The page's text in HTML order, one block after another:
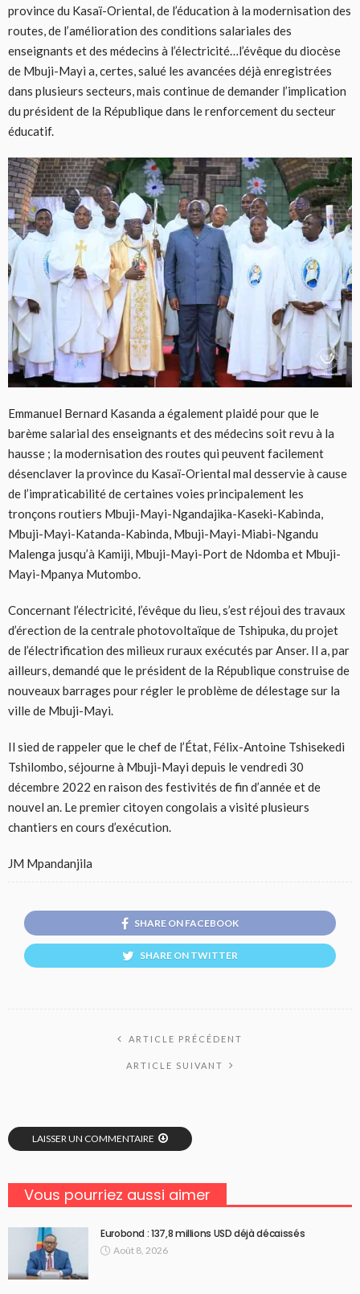
province du Kasaï-Oriental, de l’éducation à la modernisation des
routes, de l’amélioration des conditions salariales des
enseignants et des médecins à l’électricité…l’évêque du diocèse
de Mbuji-Mayi a, certes, salué les avancées déjà enregistrées
dans plusieurs secteurs, mais continue de demander l’implication
du président de la République dans le renforcement du secteur
éducatif.
Emmanuel Bernard Kasanda a également plaidé pour que le
barème salarial des enseignants et des médecins soit revu à la
hausse ; la modernisation des routes qui peuvent facilement
désenclaver la province du Kasaï-Oriental mal desservie à cause
de l’impraticabilité de certaines voies principalement les
tronçons routiers Mbuji-Mayi-Ngandajika-Kaseki-Kabinda,
Mbuji-Mayi-Katanda-Kabinda, Mbuji-Mayi-Miabi-Ngandu
Malenga jusqu’à Kamiji, Mbuji-Mayi-Port de Ndomba et Mbuji-
Mayi-Mpanya Mutombo.
Concernant l’électricité, l’évêque du lieu, s’est réjoui des travaux
d’érection de la centrale photovoltaïque de Tshipuka, du projet
de l’électrification des milieux ruraux exécutés par Anser. Il a, par
ailleurs, demandé que le président de la République construise de
nouveaux barrages pour régler le problème de délestage sur la
ville de Mbuji-Mayi.
Il sied de rappeler que le chef de l’État, Félix-Antoine Tshisekedi
Tshilombo, séjourne à Mbuji-Mayi depuis le vendredi 30
décembre 2022 en raison des festivités de fin d’année et de
nouvel an. Le premier citoyen congolais a visité plusieurs
chantiers en cours d’exécution.
JM Mpandanjila
SHARE ON FACEBOOK
SHARE ON TWITTER
ARTICLE PRÉCÉDENT
ARTICLE SUIVANT
LAISSER UN COMMENTAIRE
Vous pourriez aussi aimer
Eurobond : 137,8 millions USD déjà décaissés
Août 8, 2026